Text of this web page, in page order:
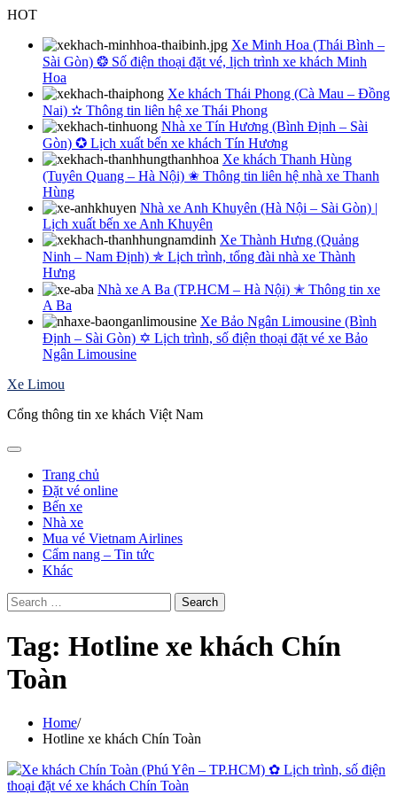
Skip
content
HOT
Xe Minh Hoa (Thái Bình –
Sài Gòn) ❂ Số điện thoại đặt vé, lịch trình xe khách Minh
Hoa
Xe khách Thái Phong (Cà Mau – Đồng
Nai) ✫ Thông tin liên hệ xe Thái Phong
Nhà xe Tín Hương (Bình Định – Sài
Gòn) ✪ Lịch xuất bến xe khách Tín Hương
Xe khách Thanh Hùng
(Tuyên Quang – Hà Nội) ✬ Thông tin liên hệ nhà xe Thanh
Hùng
Nhà xe Anh Khuyên (Hà Nội – Sài Gòn) |
Lịch xuất bến xe Anh Khuyên
Xe Thành Hưng (Quảng
Ninh – Nam Định) ✯ Lịch trình, tổng đài nhà xe Thành
Hưng
Nhà xe A Ba (TP.HCM – Hà Nội) ✭ Thông tin xe
A Ba
Xe Bảo Ngân Limousine (Bình
Định – Sài Gòn) ✡ Lịch trình, số điện thoại đặt vé xe Bảo
Ngân Limousine
Xe Limou
Cổng thông tin xe khách Việt Nam
Trang chủ
Đặt vé online
Bến xe
Nhà xe
Mua vé Vietnam Airlines
Cẩm nang – Tin tức
Khác
Search
for:
Tag: Hotline xe khách Chín
Toàn
Home
Hotline xe khách Chín Toàn